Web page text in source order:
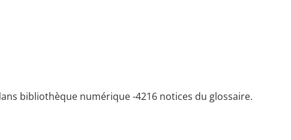
bibliothèque numérique -4216 notices du glossaire.